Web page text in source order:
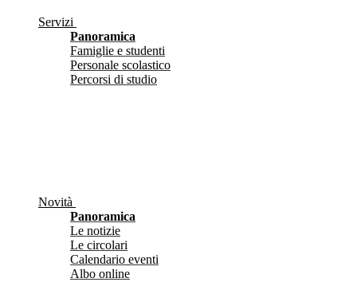
Servizi
Panoramica
Famiglie e studenti
Personale scolastico
Percorsi di studio
Novità
Panoramica
Le notizie
Le circolari
Calendario eventi
Albo online